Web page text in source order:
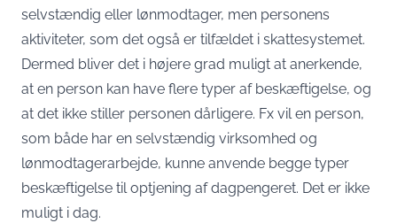
selvstændig eller lønmodtager, men personens
aktiviteter, som det også er tilfældet i skattesystemet.
Dermed bliver det i højere grad muligt at anerkende,
at en person kan have flere typer af beskæftigelse, og
at det ikke stiller personen dårligere. Fx vil en person,
som både har en selvstændig virksomhed og
lønmodtagerarbejde, kunne anvende begge typer
beskæftigelse til optjening af dagpengeret. Det er ikke
muligt i dag.